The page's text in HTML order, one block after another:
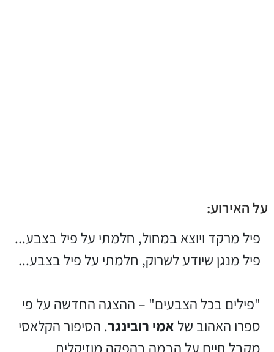
על האירוע:
פיל מרקד ויוצא במחול, חלמתי על פיל בצבע...
פיל מנגן שיודע לשרוק, חלמתי על פיל בצבע...
"פילים בכל הצבעים" – ההצגה החדשה על פי
ספרו האהוב של אמי רובינגר. הסיפור הקלאסי
מקבל חיים על הבמה בהפקה מוזיקלית